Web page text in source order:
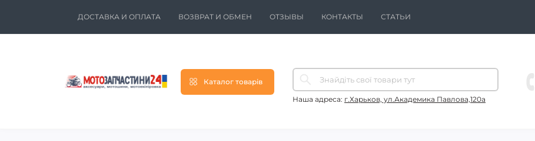
ДОСТАВКА И ОПЛАТА ВОЗВРАТ И ОБМЕН ОТЗЫВЫ КОНТАКТЫ СТАТЬИ
Каталог товарів
Наша адреса: г.Харьков, ул.Академика Павлова,120а